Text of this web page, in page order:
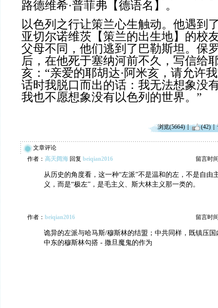
路德维希·普菲弗【德语名】。
以色列之行让策兰心生触动。他遇到
亚切尔诺维茨【策兰的出生地】的校
父母不同，他们逃到了巴勒斯坦。保
后，在他死于塞纳河前不久，写信给
亥：“亲爱的耶胡达·阿米亥，请允许
话时我脱口而出的话：我无法想象没
我也不愿想象没有以色列的世界。”
浏览(5664) (42)
文章评论
作者： 高天阔海 回复 beiqian2016 留言时
从历史的角度看，这一种“左派”不是温和的左，不是自由
义，而是“极左”，是毛主义、斯大林主义那一类的。
作者： beiqian2016 留言时
诡异的左派与哈马斯/穆斯林的结盟；中共同样，既镇压
中东的穆斯林勾搭 - 撒旦魔鬼的作为